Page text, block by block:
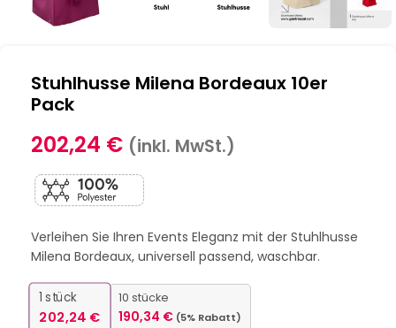
Stuhlhusse Milena Bordeaux 10er
Pack
202,24 € (inkl. MwSt.)
Verleihen Sie Ihren Events Eleganz mit der Stuhlhusse
Milena Bordeaux, universell passend, waschbar.
1 stück
202,24 €
10 stücke
190,34 € (5% Rabatt)